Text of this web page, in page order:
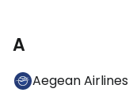
A
Aegean Airlines